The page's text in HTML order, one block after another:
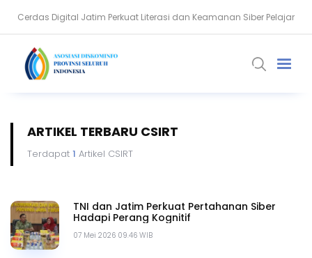
Cerdas Digital Jatim Perkuat Literasi dan Keamanan Siber Pelajar
339 Peserta Ikuti SIPINTER Desa, Perkuat PPID dan Transparansi
ARTIKEL TERBARU CSIRT
Terdapat 1 Artikel CSIRT
07 Mei 2026 09.46 WIB
TNI dan Jatim Perkuat Pertahanan Siber
Hadapi Perang Kognitif